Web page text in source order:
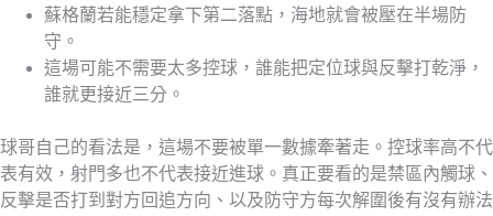
蘇格蘭若能穩定拿下第二落點，海地就會被壓在半場防
守。
這場可能不需要太多控球，誰能把定位球與反擊打乾淨，
誰就更接近三分。
球哥自己的看法是，這場不要被單一數據牽著走。控球率高不代
表有效，射門多也不代表接近進球。真正要看的是禁區內觸球、
反擊是否打到對方回追方向、以及防守方每次解圍後有沒有辦法